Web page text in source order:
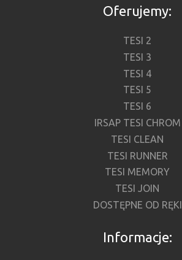
Oferujemy:
TESI 2
TESI 3
TESI 4
TESI 5
TESI 6
IRSAP TESI CHROM
TESI CLEAN
TESI RUNNER
TESI MEMORY
TESI JOIN
DOSTĘPNE OD RĘKI
Informacje: